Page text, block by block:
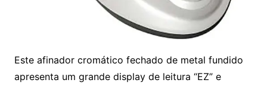
Este afinador cromático fechado de metal fundido
apresenta um grande display de leitura “EZ” e